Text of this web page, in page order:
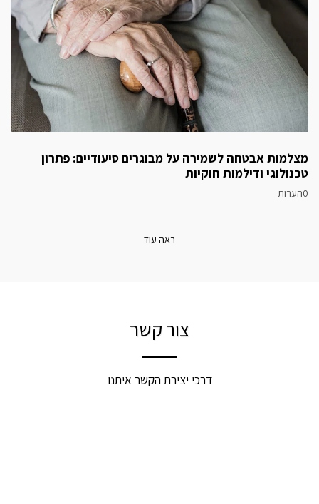
מצלמות אבטחה לשמירה על מבוגרים סיעודיים: פתרון
טכנולוגי ודילמות חוקיות
ראה עוד
צור קשר
דרכי יצירת הקשר איתנו